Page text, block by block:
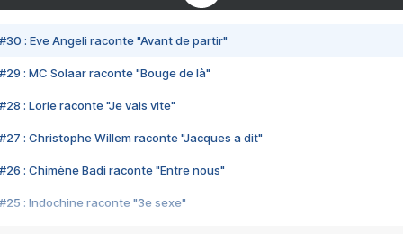
#30 : Eve Angeli raconte "Avant de partir"
#29 : MC Solaar raconte "Bouge de là"
#28 : Lorie raconte "Je vais vite"
#27 : Christophe Willem raconte "Jacques a dit"
#26 : Chimène Badi raconte "Entre nous"
#25 : Indochine raconte "3e sexe"